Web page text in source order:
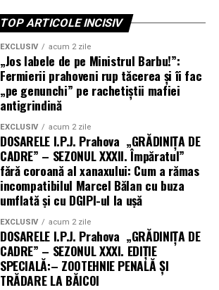
TOP ARTICOLE INCISIV
EXCLUSIV acum 2 zile
„Jos labele de pe Ministrul Barbu!”:
Fermierii prahoveni rup tăcerea și îi fac
„pe genunchi” pe rachetiștii mafiei
antigrindină
EXCLUSIV acum 2 zile
DOSARELE I.P.J. Prahova „GRĂDINIȚA DE
CADRE” – SEZONUL XXXII. Împăratul”
fără coroană al xanaxului: Cum a rămas
incompatibilul Marcel Bălan cu buza
umflată și cu DGIPI-ul la ușă
EXCLUSIV acum 2 zile
DOSARELE I.P.J. Prahova „GRĂDINIȚA DE
CADRE” – SEZONUL XXXI. EDIȚIE
SPECIALĂ:– ZOOTEHNIE PENALĂ ȘI
TRĂDARE LA BĂICOI